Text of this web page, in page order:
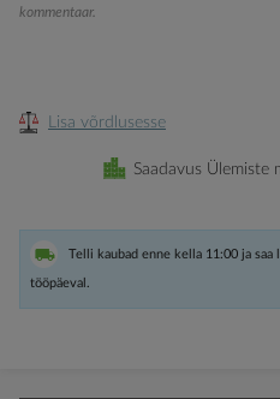
kommentaar.
Lisa võrdlusesse
Saadavus Ülemiste
Telli kaubad enne kella 11:00 ja
tööpäeval.